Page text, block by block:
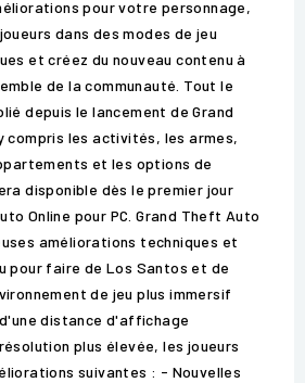
pour votre personnage,
dans des modes de jeu
et créez du nouveau contenu à
de la communauté. Tout le
depuis le lancement de Grand
compris les activités, les armes,
et les options de
disponible dès le premier jour
Online pour PC. Grand Theft Auto
améliorations techniques et
pour faire de Los Santos et de
de jeu plus immersif
distance d'affichage
plus élevée, les joueurs
suivantes : - Nouvelles